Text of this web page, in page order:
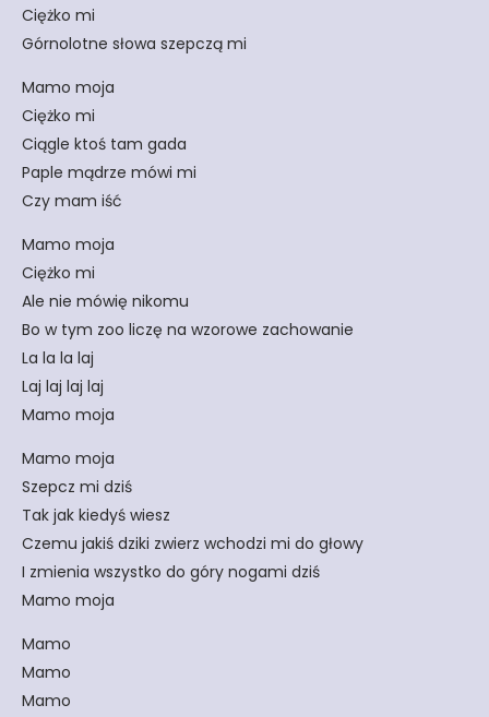
Ciężko mi
Górnolotne słowa szepczą mi
Mamo moja
Ciężko mi
Ciągle ktoś tam gada
Paple mądrze mówi mi
Czy mam iść
Mamo moja
Ciężko mi
Ale nie mówię nikomu
Bo w tym zoo liczę na wzorowe zachowanie
La la la laj
Laj laj laj laj
Mamo moja
Mamo moja
Szepcz mi dziś
Tak jak kiedyś wiesz
Czemu jakiś dziki zwierz wchodzi mi do głowy
I zmienia wszystko do góry nogami dziś
Mamo moja
Mamo
Mamo
Mamo